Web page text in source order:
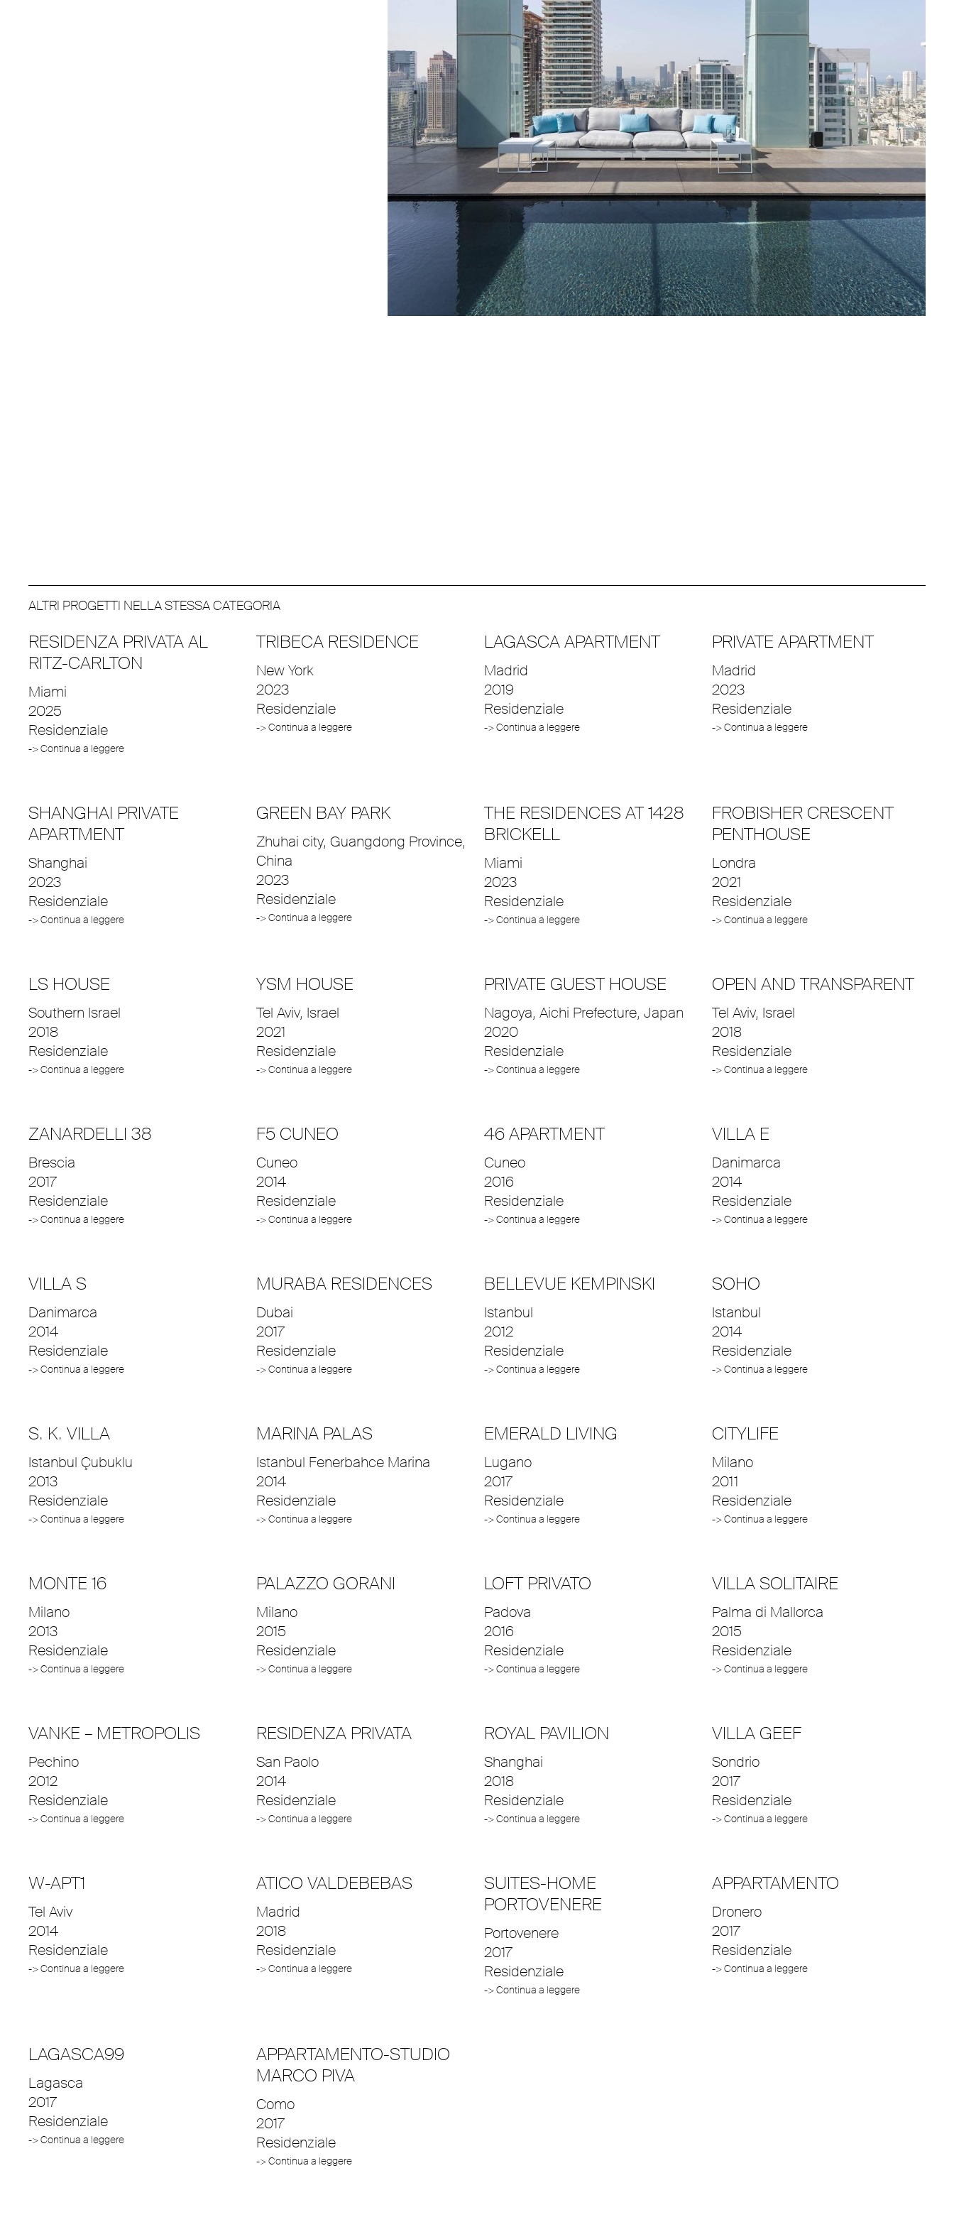
ALTRI PROGETTI NELLA STESSA CATEGORIA
RESIDENZA PRIVATA AL
RITZ-CARLTON
Miami
2025
Residenziale
-> Continua a leggere
TRIBECA RESIDENCE
New York
2023
Residenziale
-> Continua a leggere
LAGASCA APARTMENT
Madrid
2019
Residenziale
-> Continua a leggere
PRIVATE APARTMENT
Madrid
2023
Residenziale
-> Continua a leggere
SHANGHAI PRIVATE
APARTMENT
Shanghai
2023
Residenziale
-> Continua a leggere
GREEN BAY PARK
Zhuhai city, Guangdong Province,
China
2023
Residenziale
-> Continua a leggere
THE RESIDENCES AT 1428
BRICKELL
Miami
2023
Residenziale
-> Continua a leggere
FROBISHER CRESCENT
PENTHOUSE
Londra
2021
Residenziale
-> Continua a leggere
LS HOUSE
Southern Israel
2018
Residenziale
-> Continua a leggere
YSM HOUSE
Tel Aviv, Israel
2021
Residenziale
-> Continua a leggere
PRIVATE GUEST HOUSE
Nagoya, Aichi Prefecture, Japan
2020
Residenziale
-> Continua a leggere
OPEN AND TRANSPARENT
Tel Aviv, Israel
2018
Residenziale
-> Continua a leggere
ZANARDELLI 38
Brescia
2017
Residenziale
-> Continua a leggere
F5 CUNEO
Cuneo
2014
Residenziale
-> Continua a leggere
46 APARTMENT
Cuneo
2016
Residenziale
-> Continua a leggere
VILLA E
Danimarca
2014
Residenziale
-> Continua a leggere
VILLA S
Danimarca
2014
Residenziale
-> Continua a leggere
MURABA RESIDENCES
Dubai
2017
Residenziale
-> Continua a leggere
BELLEVUE KEMPINSKI
Istanbul
2012
Residenziale
-> Continua a leggere
SOHO
Istanbul
2014
Residenziale
-> Continua a leggere
S. K. VILLA
Istanbul Çubuklu
2013
Residenziale
-> Continua a leggere
MARINA PALAS
Istanbul Fenerbahce Marina
2014
Residenziale
-> Continua a leggere
EMERALD LIVING
Lugano
2017
Residenziale
-> Continua a leggere
CITYLIFE
Milano
2011
Residenziale
-> Continua a leggere
MONTE 16
Milano
2013
Residenziale
-> Continua a leggere
PALAZZO GORANI
Milano
2015
Residenziale
-> Continua a leggere
LOFT PRIVATO
Padova
2016
Residenziale
-> Continua a leggere
VILLA SOLITAIRE
Palma di Mallorca
2015
Residenziale
-> Continua a leggere
VANKE – METROPOLIS
Pechino
2012
Residenziale
-> Continua a leggere
RESIDENZA PRIVATA
San Paolo
2014
Residenziale
-> Continua a leggere
ROYAL PAVILION
Shanghai
2018
Residenziale
-> Continua a leggere
VILLA GEEF
Sondrio
2017
Residenziale
-> Continua a leggere
W-APT1
Tel Aviv
2014
Residenziale
-> Continua a leggere
ATICO VALDEBEBAS
Madrid
2018
Residenziale
-> Continua a leggere
SUITES-HOME
PORTOVENERE
Portovenere
2017
Residenziale
-> Continua a leggere
APPARTAMENTO
Dronero
2017
Residenziale
-> Continua a leggere
LAGASCA99
Lagasca
2017
Residenziale
-> Continua a leggere
APPARTAMENTO-STUDIO
MARCO PIVA
Como
2017
Residenziale
-> Continua a leggere